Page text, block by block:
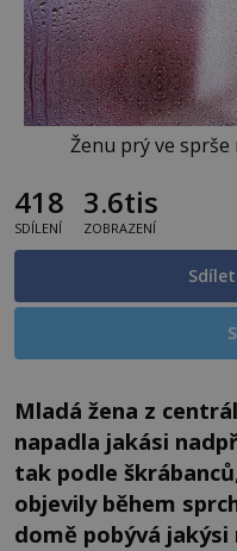
Ženu prý ve
418
SDÍLENÍ
3.6tis
ZOBRAZENÍ
Mladá žena z
napadla jakási
tak podle
objevily během
domě pobývá jakýsi